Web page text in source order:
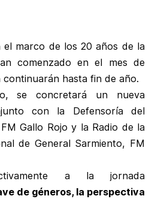
el marco de los 20 años de la
comenzado en el mes de
hasta fin de año.
se concretará un nueva
con la Defensoría del
Gallo Rojo y la Radio de la
de General Sarmiento, FM
a la jornada
de géneros, la perspectiva